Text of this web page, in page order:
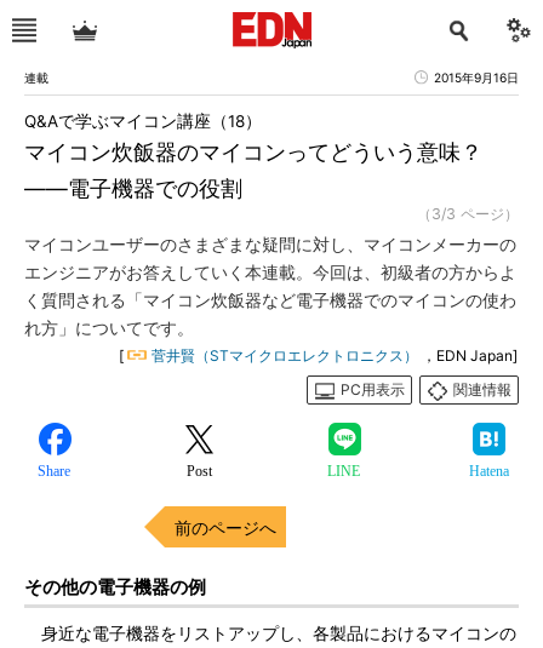
連載 2015年9月16日
マイコン炊飯器のマイコンってどういう意味？
――電子機器での役割
Q&Aで学ぶマイコン講座（18）
（3/3 ページ）
マイコンユーザーのさまざまな疑問に対し、マイコンメーカーの
エンジニアがお答えしていく本連載。今回は、初級者の方からよ
く質問される「マイコン炊飯器など電子機器でのマイコンの使わ
れ方」についてです。
[ 菅井賢（STマイクロエレクトロニクス）
，EDN Japan]
PC用表示
関連情報
Share Post LINE Hatena
前のページへ
その他の電子機器の例
身近な電子機器をリストアップし、各製品におけるマイコンの